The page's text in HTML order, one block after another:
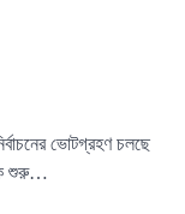
ভোটগ্রহণ চলছে
শুরু…